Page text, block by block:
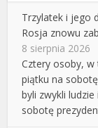
Trzylatek i jego
Rosja znowu
8 sierpnia 2026
Cztery osoby, w
piątku na
byli zwykli
sobotę